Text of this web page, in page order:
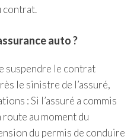
contrat.
auto ?
suspendre le contrat
le sinistre de l’assuré,
: Si l’assuré a commis
au moment du
du permis de conduire